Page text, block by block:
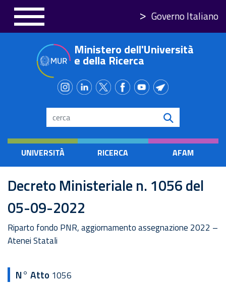
principale
Governo Italiano
Ministero dell'Università
e della Ricerca
Search
UNIVERSITÀ RICERCA AFAM
Decreto Ministeriale n. 1056 del
05-09-2022
Riparto fondo PNR, aggiornamento assegnazione 2022 –
Atenei Statali
N° Atto 1056